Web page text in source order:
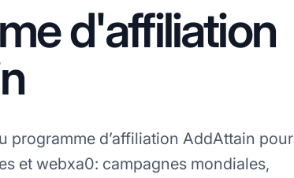
d'affiliation
programme d’affiliation AddAttain pour
et webxa0: campagnes mondiales,